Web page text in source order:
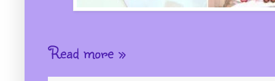
Read more »